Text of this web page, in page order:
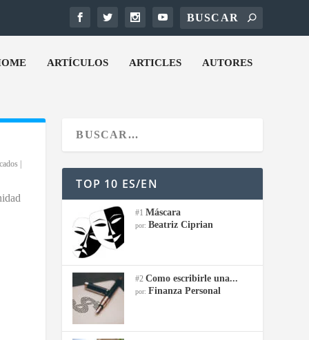
ARTÍCULOS ARTICLES AUTORES
TOP 10 ES/EN
#1Máscara
por: Beatriz Ciprian
#2Como escribirle una...
por: Finanza Personal